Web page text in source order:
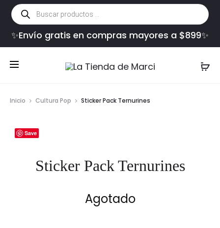
Búsqueda
de
productos
✨Envío gratis en compras mayores a $899✨
Inicio Cultura Pop Sticker Pack Ternurines
Save
Sticker Pack Ternurines
Agotado